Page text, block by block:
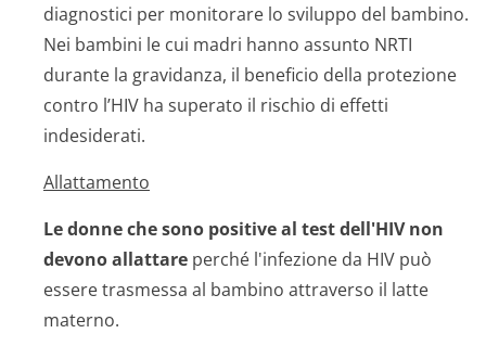
diagnostici per monitorare lo sviluppo del bambino.
Nei bambini le cui madri hanno assunto NRTI
durante la gravidanza, il beneficio della protezione
contro l’HIV ha superato il rischio di effetti
indesiderati.
Allattamento
Le donne che sono positive al test dell'HIV non
devono allattare perché l'infezione da HIV può
essere trasmessa al bambino attraverso il latte
materno.